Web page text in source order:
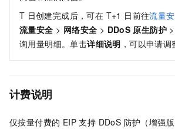
T 日创建完成后，可在 T+1 日前往流量
流量安全 > 网络安全 > DDoS 原生防护 >
询用量明细。单击详细说明 ，可以申请调
计费说明
仅按量付费的 EIP 支持 DDoS 防护（增强